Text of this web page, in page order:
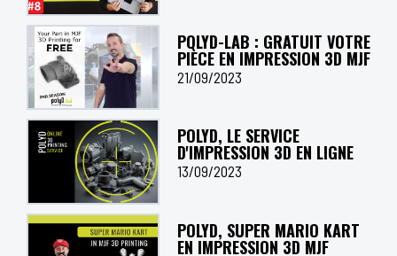
POLYD-LAB : GRATUIT VOTRE
PIÈCE EN IMPRESSION 3D MJF
21/09/2023
POLYD, LE SERVICE
D'IMPRESSION 3D EN LIGNE
13/09/2023
POLYD, SUPER MARIO KART
EN IMPRESSION 3D MJF